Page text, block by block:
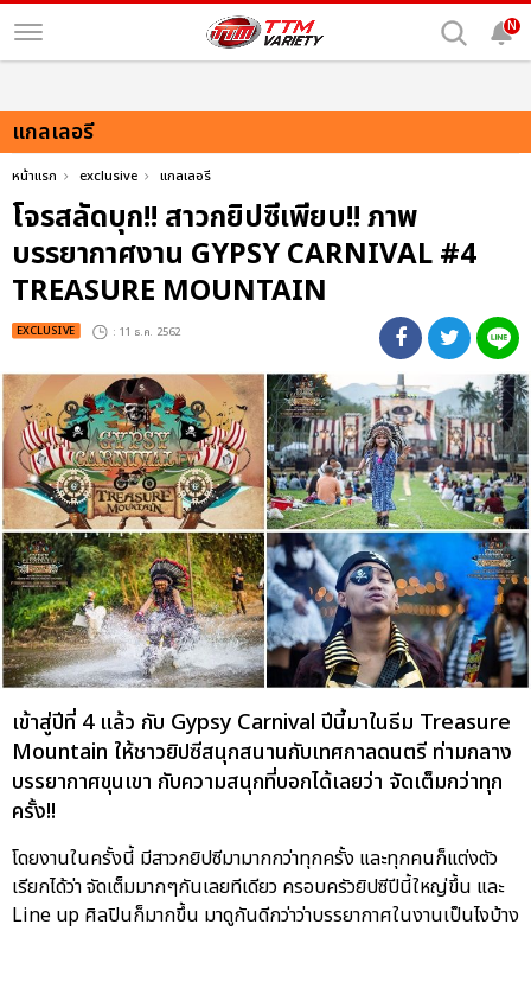
N
แกลเลอรี
หน้าแรก exclusive แกลเลอรี
โจรสลัดบุก!! สาวกยิปซีเพียบ!! ภาพ
บรรยากาศงาน GYPSY CARNIVAL #4
TREASURE MOUNTAIN
EXCLUSIVE : 11 ธ.ค. 2562
เข้าสู่ปีที่ 4 แล้ว กับ Gypsy Carnival ปีนี้มาในธีม Treasure
Mountain ให้ชาวยิปซีสนุกสนานกับเทศกาลดนตรี ท่ามกลาง
บรรยากาศขุนเขา กับความสนุกที่บอกได้เลยว่า จัดเต็มกว่าทุก
ครั้ง!!
โดยงานในครั้งนี้ มีสาวกยิปซีมามากกว่าทุกครั้ง และทุกคนก็แต่งตัว
เรียกได้ว่า จัดเต็มมากๆกันเลยทีเดียว ครอบครัวยิปซีปีนี้ใหญ่ขึ้น และ
Line up ศิลปินก็มากขึ้น มาดูกันดีกว่าว่าบรรยากาศในงานเป็นไงบ้าง